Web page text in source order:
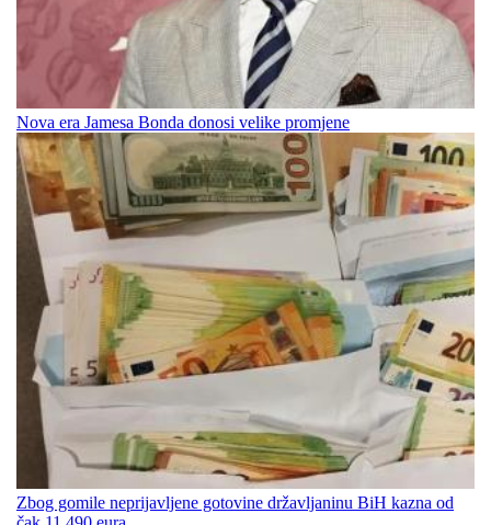
Nova era Jamesa Bonda donosi velike promjene
Zbog gomile neprijavljene gotovine državljaninu BiH kazna od